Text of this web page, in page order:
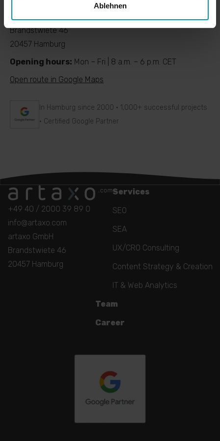
Ablehnen
artaxo GmbH
Brandstwiete 46
20457 Hamburg
Opening hours: Mon – Fri | 8 a.m. – 6 p.m. CET
Open route in Google Maps
In Hamburg since 2000 · 1,000+ successful projects
· Certified Google Partner
+49 40 / 2000 39 89 0
info@artaxo.com
artaxo GmbH
Brandstwiete 46
20457 Hamburg
Services
SEO
SEA
UX/CRO Consulting
Content Strategy & Creation
IT & Web Analytics
Team
Career